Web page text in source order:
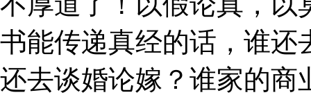
书能传递真经的话，谁还
还去谈婚论嫁？谁家的商